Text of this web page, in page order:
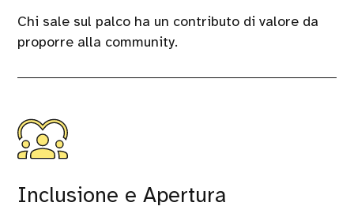
Chi sale sul palco ha un contributo di valore da
proporre alla community.
Inclusione e Apertura